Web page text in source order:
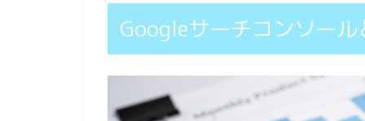
Googleサーチコンソール